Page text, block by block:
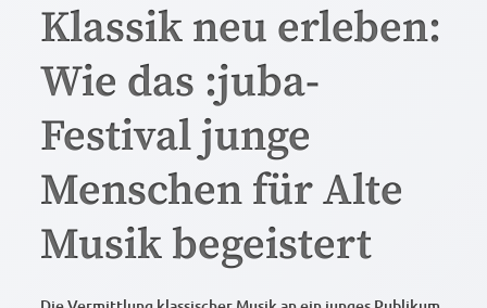
Klassik neu erleben:
Wie das :juba-
Festival junge
Menschen für Alte
Musik begeistert